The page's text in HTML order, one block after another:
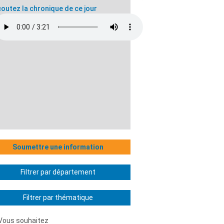
la chronique de ce jour
Soumettre une information
Filtrer par département
Filtrer par thématique
souhaitez